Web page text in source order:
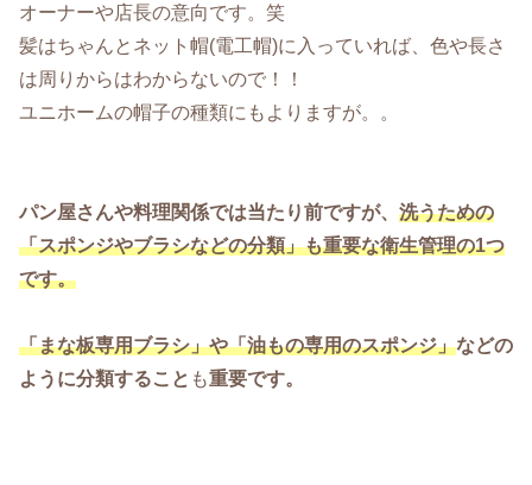
オーナーや店長の意向です。笑
髪はちゃんとネット帽(電工帽)に入っていれば、色や長さ
は周りからはわからないので！！
ユニホームの帽子の種類にもよりますが。。
パン屋さんや料理関係では当たり前ですが、 洗うための
「スポンジやブラシなどの分類」も重要な衛生管理の1つ
です。
「まな板専用ブラシ」や「油もの専用のスポンジ」などの
ように分類すること も重要です。